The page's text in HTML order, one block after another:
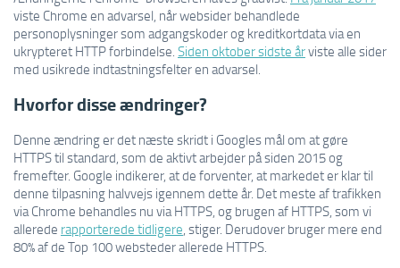
viste Chrome en advarsel, når websider behandlede
personoplysninger som adgangskoder og kreditkortdata via en
ukrypteret HTTP forbindelse. Siden oktober sidste årviste alle sider
med usikrede indtastningsfelter en advarsel.
Hvorfor disse ændringer?
Denne ændring er det næste skridt i Googles mål om at gøre
HTTPS til standard, som de aktivt arbejder på siden 2015 og
fremefter. Google indikerer, at de forventer, at markedet er klar til
denne tilpasning halvvejs igennem dette år. Det meste af trafikken
via Chrome behandles nu via HTTPS, og brugen af HTTPS, som vi
allerede rapporterede tidligere, stiger. Derudover bruger mere end
80% af de Top 100 websteder allerede HTTPS.